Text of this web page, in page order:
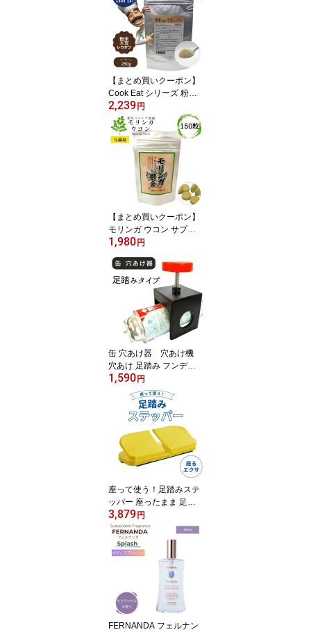
【まとめ買いクーポン】
Cook Eat シリーズ 粉末
大豆レシチン 250g クッ
クイート レシピ 【10％
対象】
2,239円
【まとめ買いクーポン】
モリンガ ウコン サプリ
与論島 薬草パパイヤ農園
モリンガ鬱金 150粒 【1
0％対象】
1,980円
缶 穴あけ器 穴あけ機
穴あけ 足踏み フンデヌ
ーク
1,590円
座って使う！足踏みステ
ッパー 座ったまま 足踏
み 足ふみ 足ぶみ マシン
器具 健康器具 高齢者 静
音 エクササイズ
3,879円
FERNANDA フェルナン